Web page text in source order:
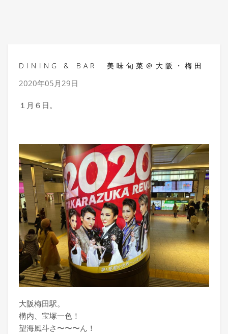
DINING & BAR 美味旬菜＠大阪・梅田
2020年05月29日
１月６日。
大阪梅田駅。
構内、宝塚一色！
望海風斗さ〜〜〜ん！